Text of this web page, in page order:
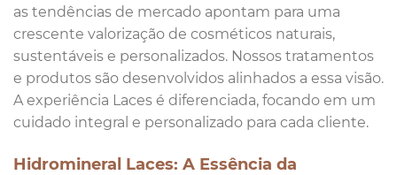
as tendências de mercado apontam para uma
crescente valorização de cosméticos naturais,
sustentáveis e personalizados. Nossos tratamentos
e produtos são desenvolvidos alinhados a essa visão.
A experiência Laces é diferenciada, focando em um
cuidado integral e personalizado para cada cliente.
Hidromineral Laces: A Essência da